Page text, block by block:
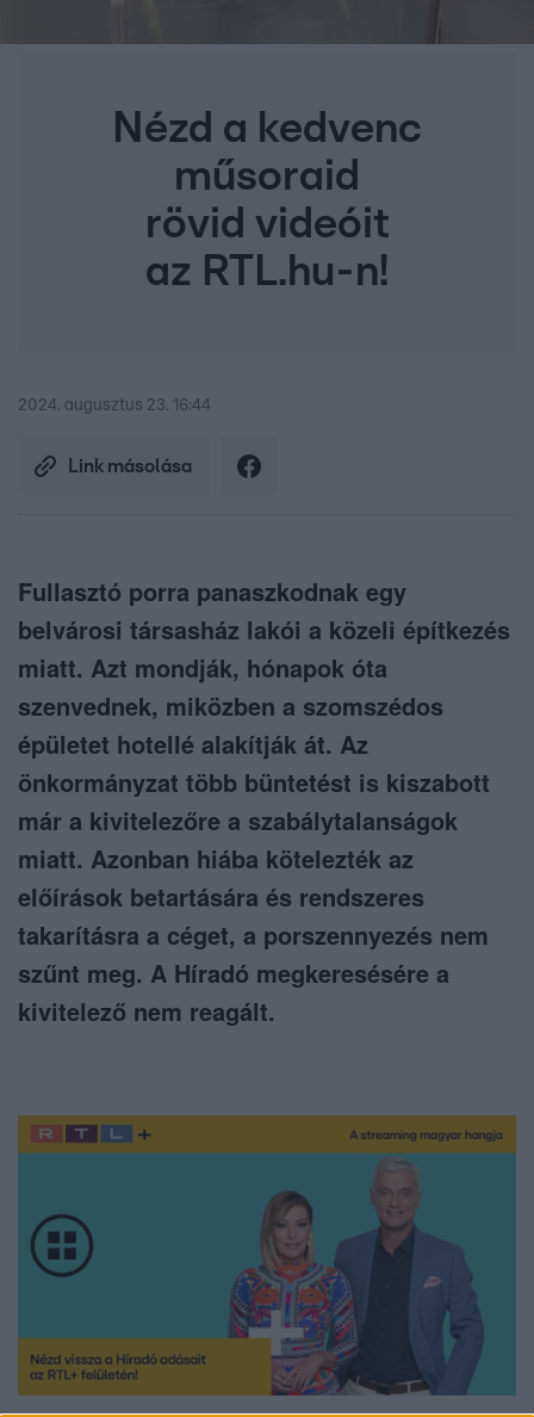
Nézd a kedvenc
műsoraid
rövid videóit
az RTL.hu-n!
2024. augusztus 23. 16:44
Link másolása
Fullasztó porra panaszkodnak egy
belvárosi társasház lakói a közeli építkezés
miatt. Azt mondják, hónapok óta
szenvednek, miközben a szomszédos
épületet hotellé alakítják át. Az
önkormányzat több büntetést is kiszabott
már a kivitelezőre a szabálytalanságok
miatt. Azonban hiába kötelezték az
előírások betartására és rendszeres
takarításra a céget, a porszennyezés nem
szűnt meg. A Híradó megkeresésére a
kivitelező nem reagált.